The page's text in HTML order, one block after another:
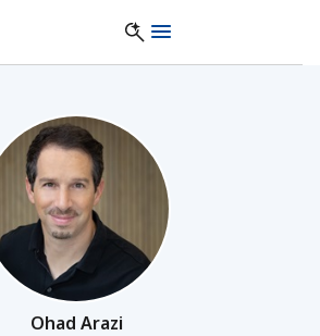
Ohad Arazi